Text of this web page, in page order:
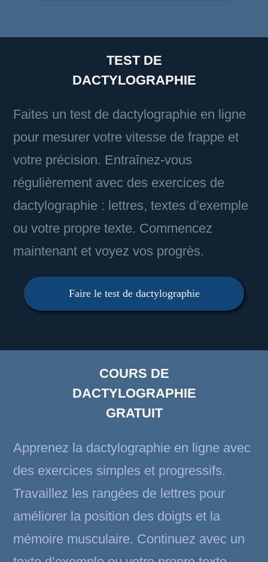
TEST DE
DACTYLOGRAPHIE
Faites un test de dactylographie en ligne
pour mesurer votre vitesse de frappe et
votre précision. Entraînez-vous
régulièrement avec des exercices de
dactylographie : lettres, textes d’exemple
ou votre propre texte. Commencez
maintenant et voyez vos progrès.
Faire le test de dactylographie
COURS DE
DACTYLOGRAPHIE
GRATUIT
Apprenez la dactylographie en ligne avec
des exercices simples et progressifs.
Travaillez les rangées de lettres pour
améliorer la position des doigts et la
mémoire musculaire. Continuez avec un